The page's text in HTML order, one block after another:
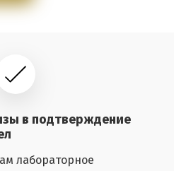
в подтверждение
лабораторное